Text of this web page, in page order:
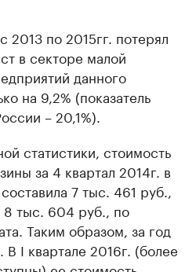
2013 по 2015гг. потерял
в секторе малой
данного
на 9,2% (показатель
– 20,1%).
статистики, стоимость
за 4 квартал 2014г. в
7 тыс. 461 руб.,
8 тыс. 604 руб., по
Таким образом, за год
В I квартале 2016г. (более